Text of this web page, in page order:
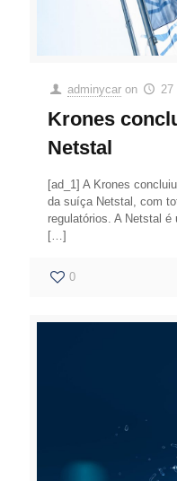
adminycar on 27
Krones
Netstal
[ad_1] A Krones
da suíça Netstal, com
regulatórios. A Netstal
[…]
0